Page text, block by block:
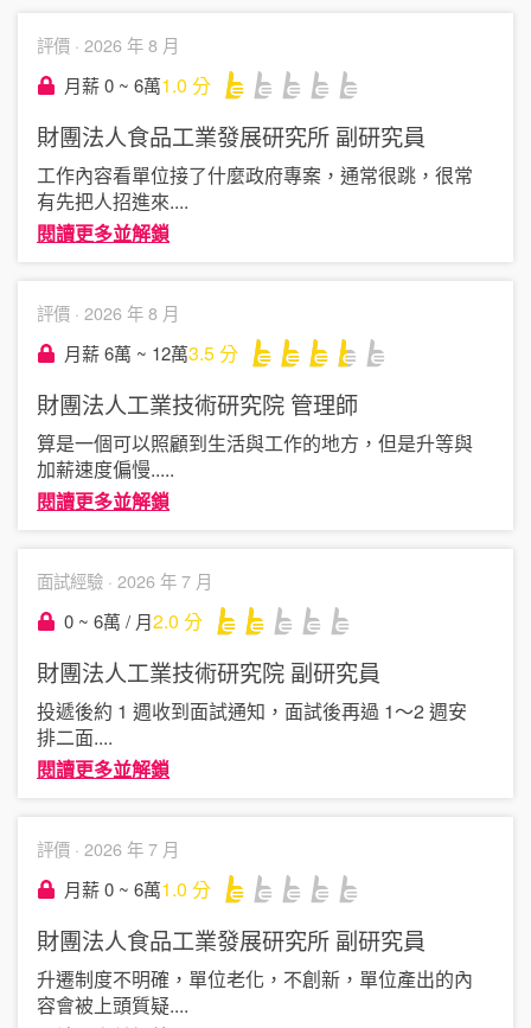
評價 · 2026 年 8 月
月薪 0 ~ 6萬1.0 分
財團法人食品工業發展研究所 副研究員
工作內容看單位接了什麼政府專案，通常很跳，很常
有先把人招進來....
閱讀更多並解鎖
評價 · 2026 年 8 月
月薪 6萬 ~ 12萬3.5分
財團法人工業技術研究院 管理師
算是一個可以照顧到生活與工作的地方，但是升等與
加薪速度偏慢.....
閱讀更多並解鎖
面試經驗 · 2026 年 7 月
0 ~ 6萬 / 月2.0 分
財團法人工業技術研究院 副研究員
投遞後約 1 週收到面試通知，面試後再過 1～2 週安
排二面....
閱讀更多並解鎖
評價 · 2026 年 7 月
月薪 0 ~ 6萬1.0 分
財團法人食品工業發展研究所 副研究員
升遷制度不明確，單位老化，不創新，單位產出的內
容會被上頭質疑....